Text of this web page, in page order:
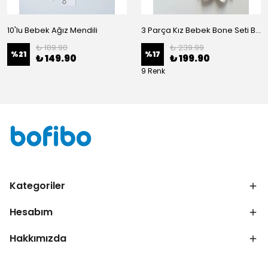
10'lu Bebek Ağız Mendili
%21
₺ 189.90
₺ 149.90
3 Parça Kız Bebek Bone Seti BN02 - Beyaz
%17
₺ 239.99
₺ 199.90
9 Renk
Kategoriler
Hesabım
Hakkımızda